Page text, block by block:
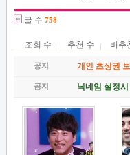
글 수 758
조회 수 추천 수 비추
공지 개인 초상권
공지 닉네임 설정